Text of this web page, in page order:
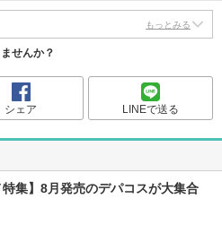
もっとみる
せんか？
シェア LINEで送る
特集】8月発売のデパコスが大集合